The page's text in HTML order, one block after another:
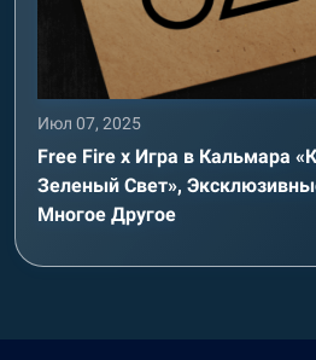
Июл 07, 2025
Free Fire x Игра в Кальмара
Зеленый Свет»,
Многое Другое